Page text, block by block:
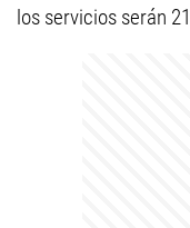
los servicios serán